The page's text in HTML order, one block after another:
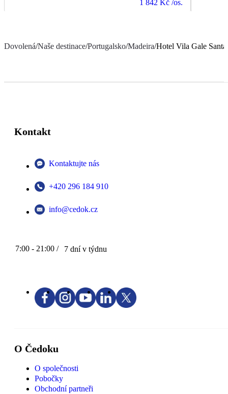
1 842 Kč /os.
Dovolená/Naše destinace/Portugalsko/Madeira/Hotel Vila Gale
Kontakt
Kontaktujte nás
+420 296 184 910
info@cedok.cz
7:00 - 21:00 / 7 dní v týdnu
O Čedoku
O společnosti
Pobočky
Obchodní partneři